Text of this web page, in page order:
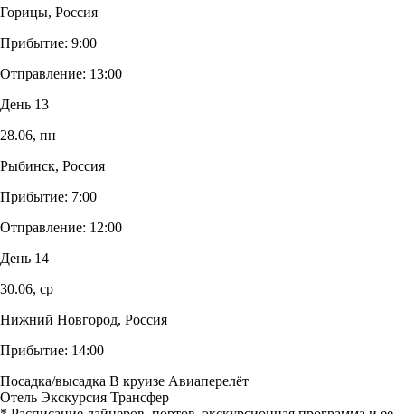
Горицы, Россия
Прибытие: 9:00
Отправление: 13:00
День 13
28.06, пн
Рыбинск, Россия
Прибытие: 7:00
Отправление: 12:00
День 14
30.06, ср
Нижний Новгород, Россия
Прибытие: 14:00
Посадка/высадка В круизе Авиаперелёт
Отель Экскурсия Трансфер